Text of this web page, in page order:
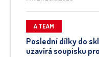
A TEAM
Poslední dílky do
uzavírá soupisku